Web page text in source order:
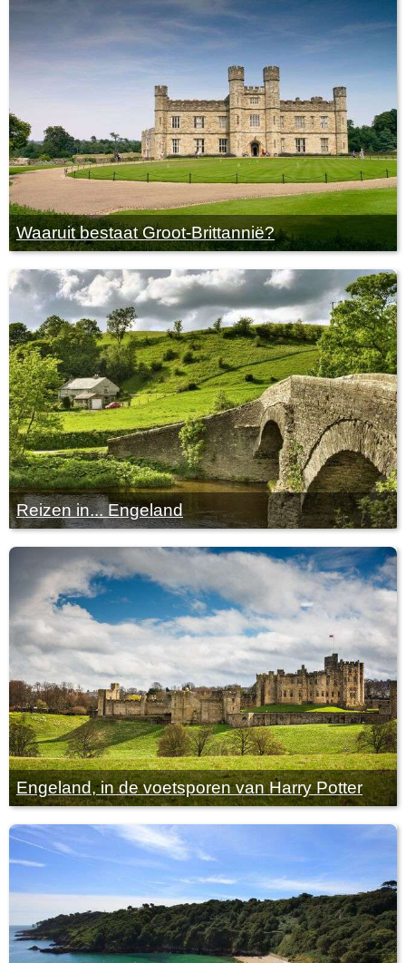
Waaruit bestaat Groot-Brittannië?
Reizen in... Engeland
Engeland, in de voetsporen van Harry Potter